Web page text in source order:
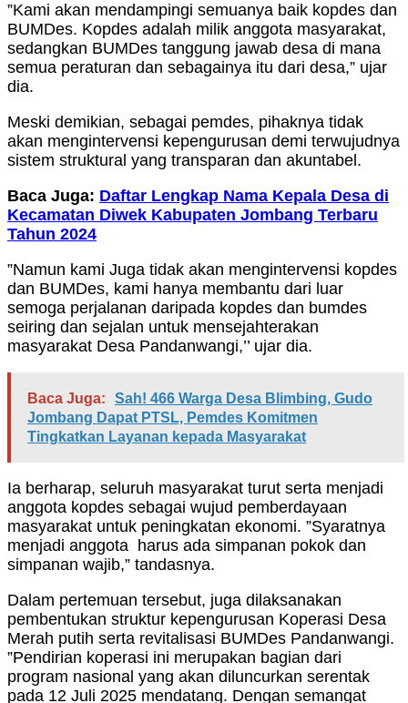
”Kami akan mendampingi semuanya baik kopdes dan
BUMDes. Kopdes adalah milik anggota masyarakat,
sedangkan BUMDes tanggung jawab desa di mana
semua peraturan dan sebagainya itu dari desa,” ujar
dia.
Meski demikian, sebagai pemdes, pihaknya tidak
akan mengintervensi kepengurusan demi terwujudnya
sistem struktural yang transparan dan akuntabel.
Baca Juga: Daftar Lengkap Nama Kepala Desa di
Kecamatan Diwek Kabupaten Jombang Terbaru
Tahun 2024
”Namun kami Juga tidak akan mengintervensi kopdes
dan BUMDes, kami hanya membantu dari luar
semoga perjalanan daripada kopdes dan bumdes
seiring dan sejalan untuk mensejahterakan
masyarakat Desa Pandanwangi,’’ ujar dia.
Baca Juga:
Sah! 466 Warga Desa Blimbing, Gudo
Jombang Dapat PTSL, Pemdes Komitmen
Tingkatkan Layanan kepada Masyarakat
Ia berharap, seluruh masyarakat turut serta menjadi
anggota kopdes sebagai wujud pemberdayaan
masyarakat untuk peningkatan ekonomi. ”Syaratnya
menjadi anggota harus ada simpanan pokok dan
simpanan wajib,” tandasnya.
Dalam pertemuan tersebut, juga dilaksanakan
pembentukan struktur kepengurusan Koperasi Desa
Merah putih serta revitalisasi BUMDes Pandanwangi.
”Pendirian koperasi ini merupakan bagian dari
program nasional yang akan diluncurkan serentak
pada 12 Juli 2025 mendatang. Dengan semangat